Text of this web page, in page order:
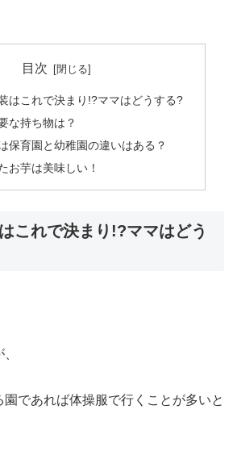
目次
はこれで決まり!?ママはどうする?
な持ち物は？
保育園と幼稚園の違いはある？
お芋は美味しい！
これで決まり!?ママはどう
であれば体操服で行くことが多いと